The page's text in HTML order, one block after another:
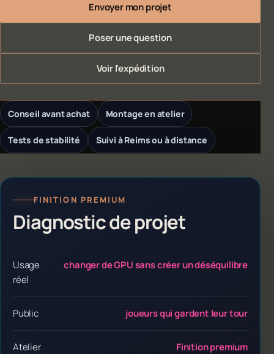
Envoyer mon projet
Poser une question
Voir l'expédition
Conseil avant achat Montage en atelier
Tests de stabilité Suivi à Reims ou à distance
FINITION PREMIUM
Diagnostic de projet
Usage
réel
changer de GPU sans créer un déséquilibre
Public joueurs qui gardent leur tour
Atelier Finition premium